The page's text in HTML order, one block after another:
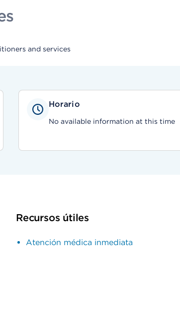
and services
Horario
No available information at this time
Recursos útiles
Atención médica inmediata